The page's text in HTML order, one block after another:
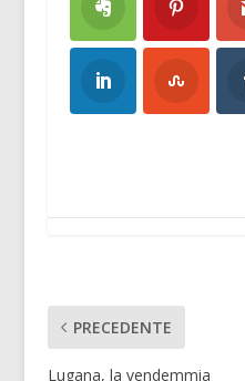
PRECEDENTE
Lugana, la vendemmia